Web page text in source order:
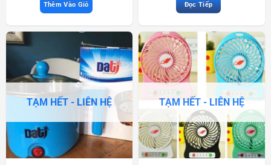
Thêm Vào Giỏ Đọc Tiếp
TẠM HẾT - LIÊN HỆ TẠM HẾT - LIÊN HỆ